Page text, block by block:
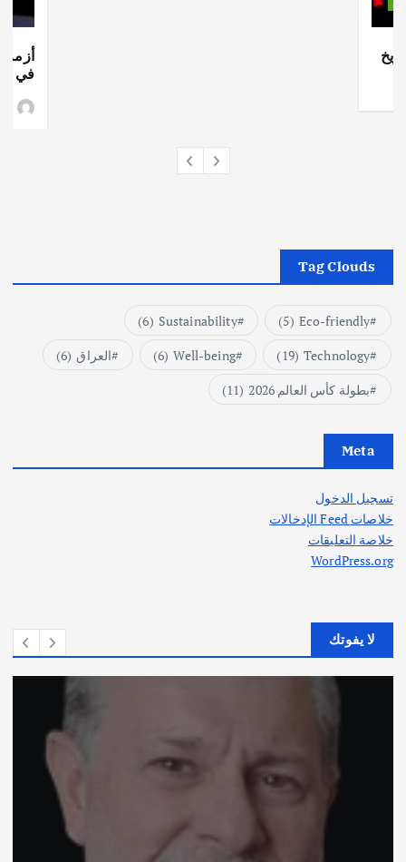
أزمة
في
Tag Clouds
Eco-friendly
(5)
Sustainability
(6)
Technology
(19)
Well-being
(6) العراق (6)
بطولة كأس العالم 2026
(11)
Meta
تسجيل الدخول
خلاصات Feed الإدخالات
خلاصة التعليقات
WordPress.org
لا يفوتك